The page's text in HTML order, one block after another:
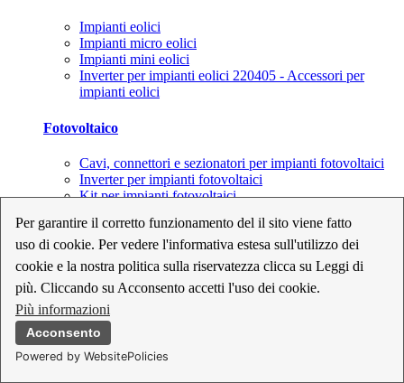
Per garantire il corretto funzionamento del il sito viene fatto
uso di cookie. Per vedere l'informativa estesa sull'utilizzo dei
cookie e la nostra politica sulla riservatezza clicca su Leggi di
più. Cliccando su Acconsento accetti l'uso dei cookie.
Più informazioni
Acconsento
Powered by WebsitePolicies
Impianti eolici
Impianti micro eolici
Impianti mini eolici
Inverter per impianti eolici 220405 - Accessori per
impianti eolici
Fotovoltaico
Cavi, connettori e sezionatori per impianti fotovoltaici
Inverter per impianti fotovoltaici
Kit per impianti fotovoltaici
Sistemi di monitoraggio per impianti fotovoltaici
Strumenti di collaudo e configurazione per impianti
fotovoltaici
Supporti per impianti fotovoltaici
Geotermia
Impianti aerotermici aria-acqua
Impianti geotermici